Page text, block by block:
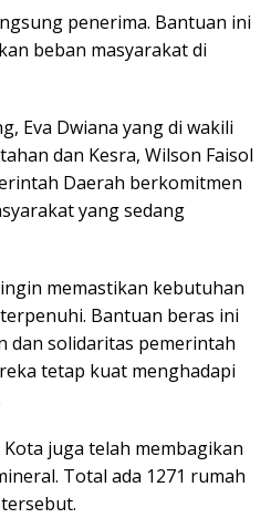
penerima. Bantuan ini
beban masyarakat di
Eva Dwiana yang di wakili
dan Kesra, Wilson Faisol
Daerah berkomitmen
yang sedang
memastikan kebutuhan
Bantuan beras ini
dan solidaritas pemerintah
tetap kuat menghadapi
juga telah membagikan
Total ada 1271 rumah